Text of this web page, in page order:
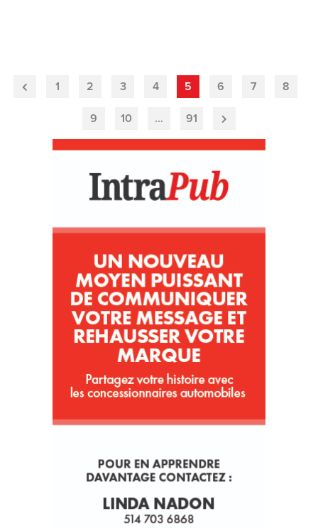
Previous1 2 3 4 5 6 7 8
9 10 … 91